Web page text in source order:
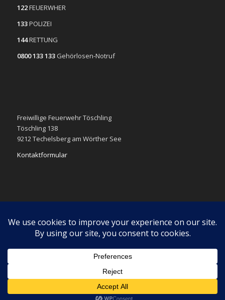
122FEUERWHER
133POLIZEI
144RETTUNG
0800 133 133 Gehörlosen-Notruf
Freiwillige Feuerwehr Töschling
Töschling 138
9212 Techelsberg am Wörther See
Kontaktformular
Datenschutzerklärung
© Copyright - Freiwillige Feuerwehr Töschling
stimmst du der Verwendung von Cookies zu.
Learn more